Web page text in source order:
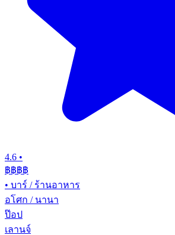
4.6 •
฿฿฿฿
• บาร์ / ร้านอาหาร
อโศก / นานา
ป๊อป
เลานจ์